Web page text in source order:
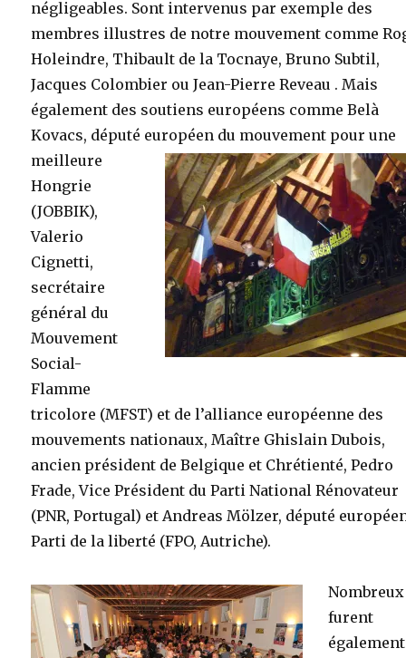
négligeables. Sont intervenus par exemple des
membres illustres de notre mouvement comme
Holeindre, Thibault de la Tocnaye, Bruno Subtil,
Jacques Colombier ou Jean-Pierre Reveau . Mais
également des soutiens européens comme Belà
Kovacs, député européen du mouvement pour une
meilleure
Hongrie
(JOBBIK),
Valerio
Cignetti,
secrétaire
général du
Mouvement
Social-
Flamme
tricolore (MFST) et de l’alliance européenne des
mouvements nationaux, Maître Ghislain Dubois,
ancien président de Belgique et Chrétienté, Pedro
Frade, Vice Président du Parti National Rénovateur
(PNR, Portugal) et Andreas Mölzer, député
Parti de la liberté (FPO, Autriche).
Nombreux
furent
également